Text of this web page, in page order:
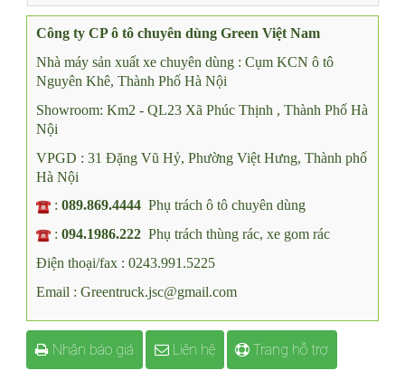
Trạng thái Liên hệ
Công ty CP ô tô chuyên dùng Green Việt Nam
Nhà máy sản xuất xe chuyên dùng : Cụm KCN ô tô
Nguyên Khê, Thành Phố Hà Nội
Showroom: Km2 - QL23 Xã Phúc Thịnh , Thành Phố Hà
Nội
VPGD : 31 Đặng Vũ Hỷ, Phường Việt Hưng, Thành phố
Hà Nội
:089.869.4444 Phụ trách ô tô chuyên dùng
:094.1986.222 Phụ trách thùng rác, xe gom rác
Điện thoại/fax : 0243.991.5225
Nhận báo giá Liên hệ Trang hỗ trợ